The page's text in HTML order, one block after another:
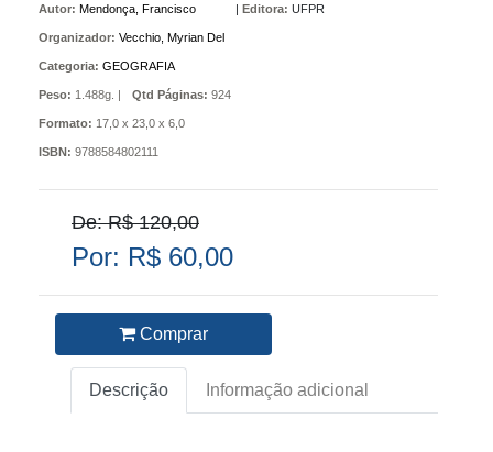
Autor: Mendonça, Francisco
Organizador: Vecchio, Myrian Del
| Editora: UFPR
Categoria: GEOGRAFIA
Peso: 1.488g. | Qtd Páginas: 924
Formato: 17,0 x 23,0 x 6,0
ISBN: 9788584802111
De: R$ 120,00
Por: R$ 60,00
Comprar
Descrição Informação adicional